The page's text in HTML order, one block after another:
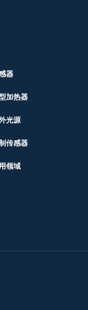
器
加热器
光源
传感器
领域